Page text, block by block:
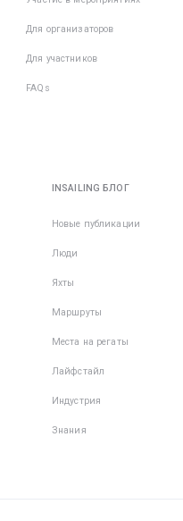
Для организаторов
Для участников
FAQs
INSAILING БЛОГ
Новые публикации
Люди
Яхты
Маршруты
Места на регаты
Лайфстайл
Индустрия
Знания